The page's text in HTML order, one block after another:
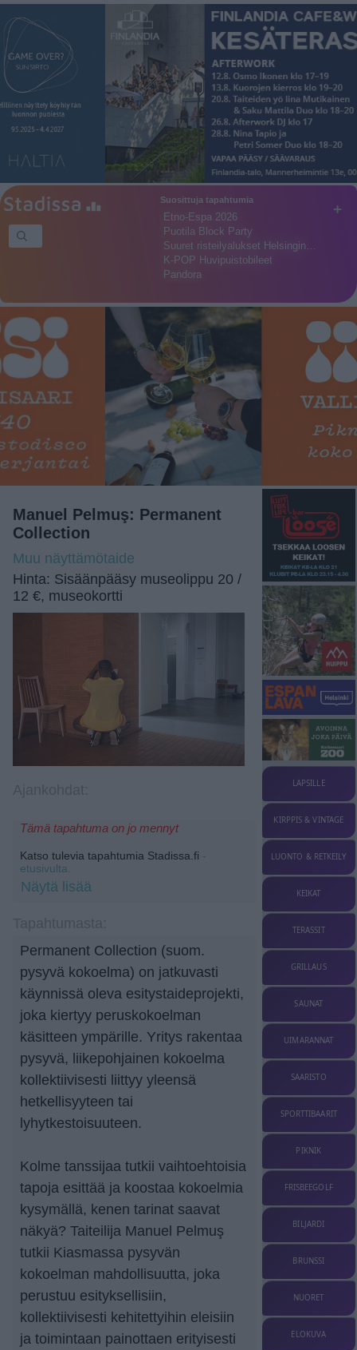
+
Suosittuja tapahtumia
Etno-Espa 2026
Puotila Block Party
Suuret risteilyalukset Helsingin…
K-POP Huvipuistobileet
Pandora
Manuel Pelmuş: Permanent
Collection
Muu näyttämötaide
Hinta: Sisäänpääsy museolippu 20 /
12 €, museokortti
Tämä tapahtuma on jo mennyt
Katso tulevia tapahtumia Stadissa.fi -
etusivulta.
Näytä lisää
Permanent Collection (suom.
pysyvä kokoelma) on jatkuvasti
käynnissä oleva esitystaideprojekti,
joka kiertyy peruskokoelman
käsitteen ympärille. Yritys rakentaa
pysyvä, liikepohjainen kokoelma
kollektiivisesti liittyy yleensä
hetkellisyyteen tai
lyhytkestoisuuteen.
Kolme tanssijaa tutkii vaihtoehtoisia
tapoja esittää ja koostaa kokoelmia
kysymällä, kenen tarinat saavat
näkyä? Taiteilija Manuel Pelmuş
tutkii Kiasmassa pysyvän
kokoelman mahdollisuutta, joka
perustuu esityksellisiin,
kollektiivisesti kehitettyihin eleisiin
ja toimintaan painottaen erityisesti
LAPSILLE
KIRPPIS & VINTAGE
LUONTO & RETKEILY
KEIKAT
TERASSIT
GRILLAUS
SAUNAT
UIMARANNAT
SAARISTO
SPORTTIBAARIT
PIKNIK
FRISBEEGOLF
BILJARDI
BRUNSSI
NUORET
ELOKUVA